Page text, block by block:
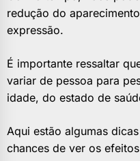
redução do
expressão.
É importante ressaltar
variar de pessoa para
idade, do estado de
Aqui estão algumas
chances de ver os